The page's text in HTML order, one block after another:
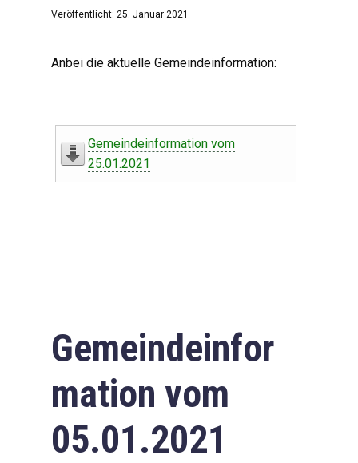
Veröffentlicht: 25. Januar 2021
Anbei die aktuelle Gemeindeinformation:
Gemeindeinformation vom
25.01.2021
Gemeindeinfor
mation vom
05.01.2021